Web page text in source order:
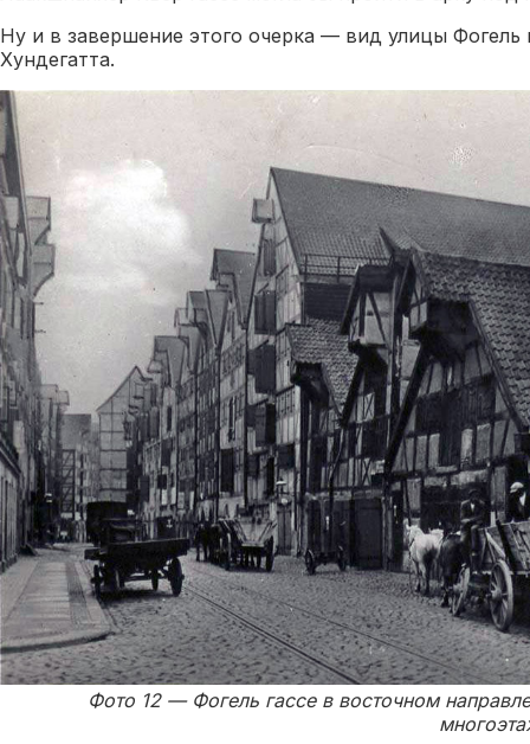
Ну и в завершение этого очерка — вид улицы Фогель
Хундегатта.
Фото 12 — Фогель гассе в восточном